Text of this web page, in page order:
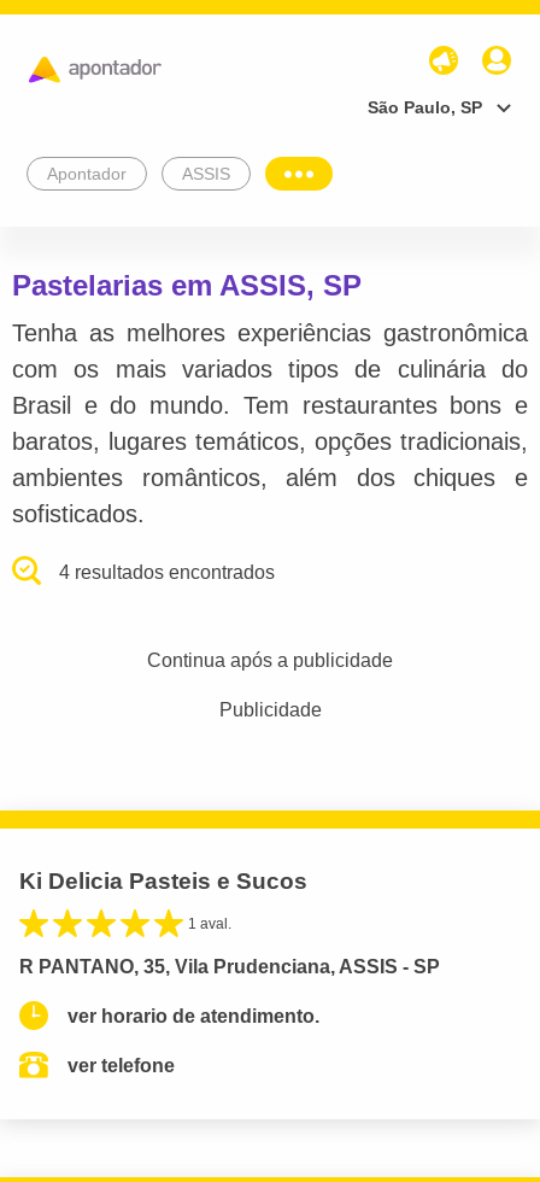
São Paulo, SP
Apontador ASSIS
Pastelarias em ASSIS, SP
Tenha as melhores experiências gastronômica
com os mais variados tipos de culinária do
Brasil e do mundo. Tem restaurantes bons e
baratos, lugares temáticos, opções tradicionais,
ambientes românticos, além dos chiques e
sofisticados.
4 resultados encontrados
Continua após a publicidade
Publicidade
Ki Delicia Pasteis e Sucos
1 aval.
R PANTANO, 35, Vila Prudenciana, ASSIS - SP
ver horario de atendimento.
ver telefone